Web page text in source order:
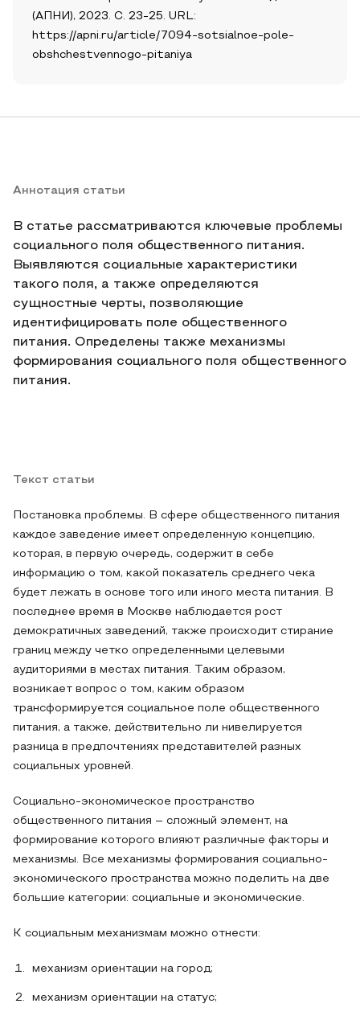
(АПНИ), 2023. С. 23-25. URL:
https://apni.ru/article/7094-sotsialnoe-pole-
obshchestvennogo-pitaniya
Аннотация статьи
В статье рассматриваются ключевые проблемы
социального поля общественного питания.
Выявляются социальные характеристики
такого поля, а также определяются
сущностные черты, позволяющие
идентифицировать поле общественного
питания. Определены также механизмы
формирования социального поля общественного
питания.
Текст статьи
Постановка проблемы. В сфере общественного питания
каждое заведение имеет определенную концепцию,
которая, в первую очередь, содержит в себе
информацию о том, какой показатель среднего чека
будет лежать в основе того или иного места питания. В
последнее время в Москве наблюдается рост
демократичных заведений, также происходит стирание
границ между четко определенными целевыми
аудиториями в местах питания. Таким образом,
возникает вопрос о том, каким образом
трансформируется социальное поле общественного
питания, а также, действительно ли нивелируется
разница в предпочтениях представителей разных
социальных уровней.
Социально-экономическое пространство
общественного питания – сложный элемент, на
формирование которого влияют различные факторы и
механизмы. Все механизмы формирования социально-
экономического пространства можно поделить на две
большие категории: социальные и экономические.
К социальным механизмам можно отнести:
механизм ориентации на город;
механизм ориентации на статус;